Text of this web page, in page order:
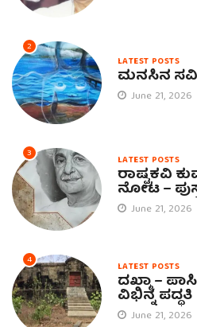
2
LATEST POSTS
ಮನಸಿನ
June 21, 2026
3 LATEST POSTS
ರಾಷ್ಟ್ರಕವಿ
ನೋಟ –
June 21, 2026
4 LATEST POSTS
ದಖ್ಮಾ –
ವಿಭಿನ್ನ ಪದ್ಧತಿ
June 21, 2026